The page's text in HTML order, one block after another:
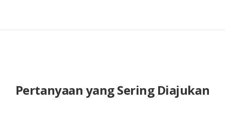
Pertanyaan yang Sering Diajukan